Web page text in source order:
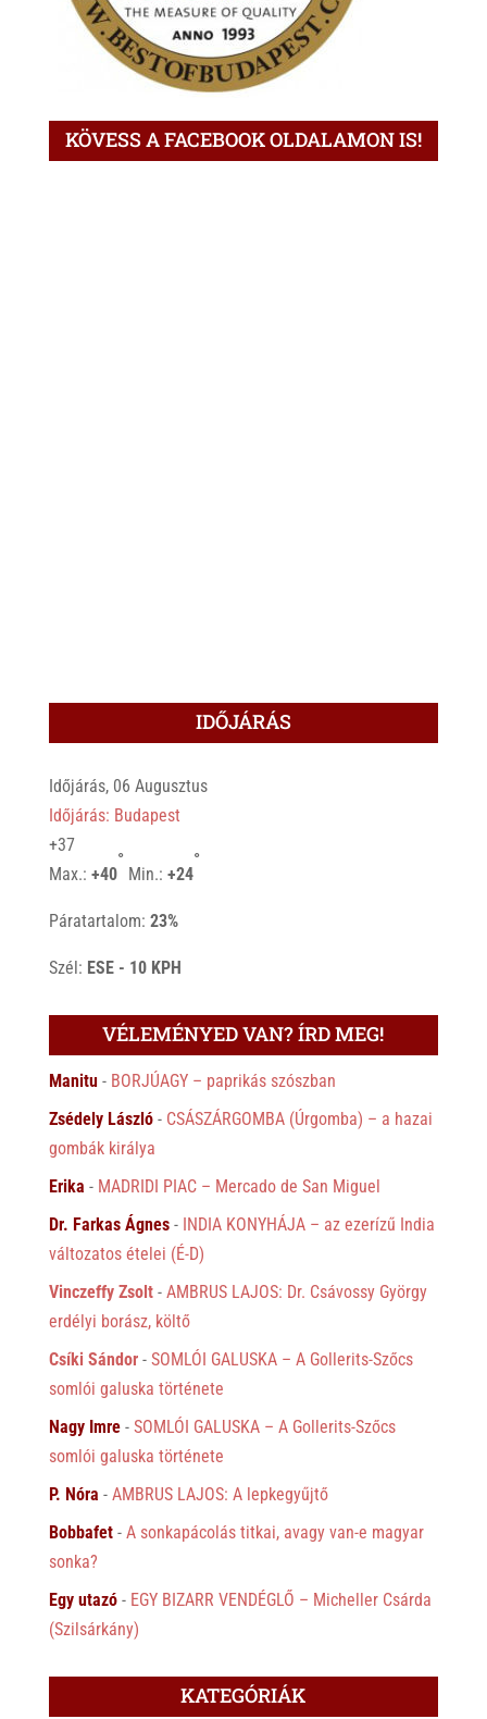
KÖVESS A FACEBOOK OLDALAMON IS!
IDŐJÁRÁS
Időjárás, 06 Augusztus
Időjárás: Budapest
+37
Max.: +40
°
Min.: +24
°
Páratartalom: 23%
Szél: ESE - 10 KPH
VÉLEMÉNYED VAN? ÍRD MEG!
Manitu- BORJÚAGY – paprikás szószban
Zsédely László- CSÁSZÁRGOMBA (Úrgomba) – a hazai
gombák királya
Erika - MADRIDI PIAC – Mercado de San Miguel
Dr. Farkas Ágnes- INDIA KONYHÁJA – az ezerízű India
változatos ételei (É-D)
Vinczeffy Zsolt- AMBRUS LAJOS: Dr. Csávossy György
erdélyi borász, költő
Csíki Sándor- SOMLÓI GALUSKA – A Gollerits-Szőcs
somlói galuska története
Nagy Imre- SOMLÓI GALUSKA – A Gollerits-Szőcs
somlói galuska története
P. Nóra - AMBRUS LAJOS: A lepkegyűjtő
Bobbafet- A sonkapácolás titkai, avagy van-e magyar
sonka?
Egy utazó- EGY BIZARR VENDÉGLŐ – Micheller Csárda
(Szilsárkány)
KATEGÓRIÁK